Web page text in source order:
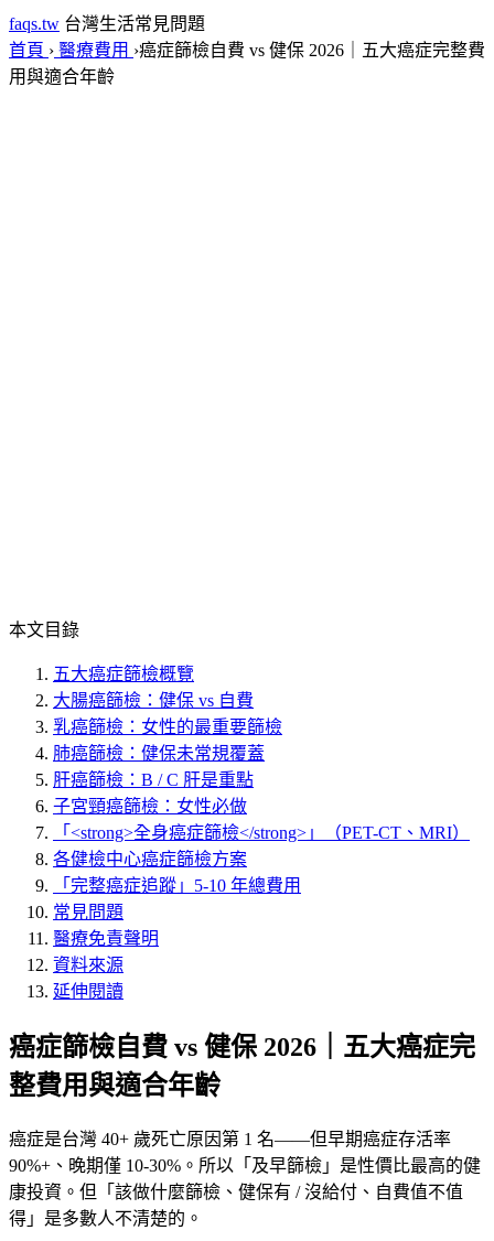
faqs.tw 台灣生活常見問題
首頁 › 醫療費用 ›癌症篩檢自費 vs 健保 2026｜五大癌症完整費
用與適合年齡
本文目錄
五大癌症篩檢概覽
大腸癌篩檢：健保 vs 自費
乳癌篩檢：女性的最重要篩檢
肺癌篩檢：健保未常規覆蓋
肝癌篩檢：B / C 肝是重點
子宮頸癌篩檢：女性必做
「<strong>全身癌症篩檢</strong>」（PET-CT、MRI）
各健檢中心癌症篩檢方案
「完整癌症追蹤」5-10 年總費用
常見問題
醫療免責聲明
資料來源
延伸閱讀
癌症篩檢自費 vs 健保 2026｜五大癌症完
整費用與適合年齡
癌症是台灣 40+ 歲死亡原因第 1 名——但早期癌症存活率
90%+ 、晚期僅 10-30%。所以「 及早篩檢 」是性價比最高的健
康投資。但「 該做什麼篩檢、健保有 / 沒給付、自費值不值
得 」是多數人不清楚的。